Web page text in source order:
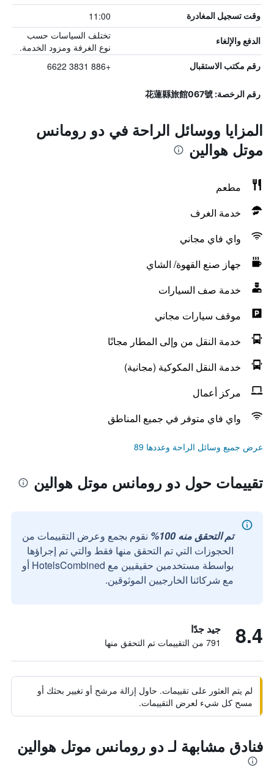
وقت تسجيل المغادرة 11:00
الدفع والإلغاء
تختلف السياسات حسب
نوع الغرفة ومزود الخدمة.
رقم مكتب الاستقبال +886 3831 6622
رقم الرخصة: 花蓮縣旅館067號
المزايا ووسائل الراحة في دو رومانس
موتل هوالين
مطعم
خدمة الغرف
واي فاي مجاني
جهاز صنع القهوة/ الشاي
خدمة صف السيارات
موقف سيارات مجاني
خدمة النقل من وإلى المطار مجانًا
خدمة النقل المكوكية (مجانية)
مركز أعمال
واي فاي متوفر في جميع المناطق
عرض جميع وسائل الراحة وعددها 89
تقييمات حول دو رومانس موتل هوالين
تم التحقق منه 100%
نقوم بجمع وعرض التقييمات من
الحجوزات التي تم التحقق منها فقط والتي تم إجراؤها
بواسطة مستخدمين حقيقيين مع HotelsCombined أو
مع شركائنا الخارجيين الموثوقين.
8.4 جيد جدًا
791 من التقييمات تم التحقق منها
لم يتم العثور على تقييمات. حاول إزالة مرشح أو تغيير بحثك أو
مسح كل شيء لعرض التقييمات.
فنادق مشابهة لـ دو رومانس موتل هوالين